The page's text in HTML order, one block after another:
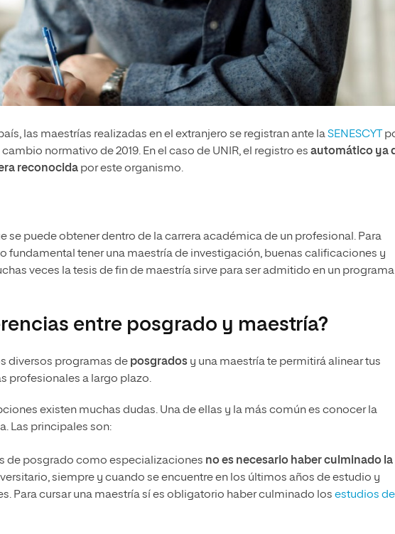
las maestrías realizadas en el extranjero se registran ante laSENESCYT
normativo de 2019. En el caso de UNIR, el registro es automático ya
reconocida por este organismo.
se puede obtener dentro de la carrera académica de un profesional. Para
fundamental tener una maestría de investigación, buenas calificaciones y
veces la tesis de fin de maestría sirve para ser admitido en un
entre posgrado y maestría?
diversos programas de posgrados y una maestría te permitirá alinear tus
profesionales a largo plazo.
existen muchas dudas. Una de ellas y la más común es conocer la
Las principales son:
de posgrado como especializaciones no es necesario haber culminado la
siempre y cuando se encuentre en los últimos años de estudio y
Para cursar una maestría sí es obligatorio haber culminado los estudios de